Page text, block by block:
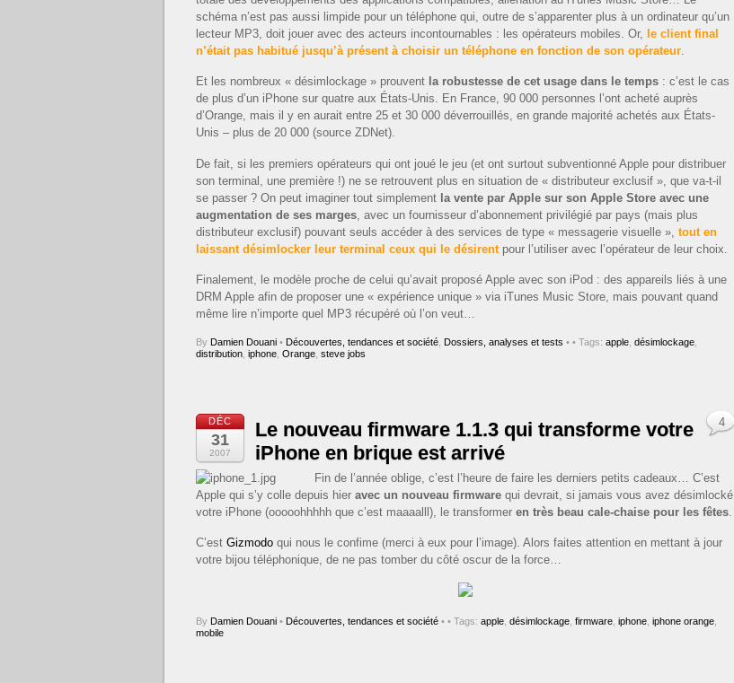
schéma n’est pas aussi limpide pour un téléphone qui, outre de s’apparenter plus à un ordinateur qu’un
lecteur MP3, doit jouer avec des acteurs incontournables : les opérateurs mobiles. Or, le client final
n’était pas habitué jusqu’à présent à choisir un téléphone en fonction de son opérateur
Et les nombreux « désimlockage » prouvent la robustesse de cet usage dans le temps : c’est le cas
de plus d’un iPhone sur quatre aux États-Unis. En France, 90 000 personnes l’ont acheté auprès
d’Orange, mais il y en aurait entre 25 et 30 000 déverrouillés, en grande majorité achetés aux États-
Unis – plus de 20 000 (source ZDNet).
De fait, si les premiers opérateurs qui ont joué le jeu (et ont surtout subventionné Apple pour distribuer
son terminal, une première !) ne se retrouvent plus en situation de « distributeur exclusif », que va-t-il
se passer ? On peut imaginer tout simplement la vente par Apple sur son Apple Store avec une
augmentation de ses marges , avec un fournisseur d’abonnement privilégié par pays (mais plus
distributeur exclusif) pouvant seuls accéder à des services de type « messagerie visuelle », tout en
laissant désimlocker leur terminal ceux qui le désirent pour l’utiliser avec l’opérateur de leur choix.
Finalement, le modèle proche de celui qu’avait proposé Apple avec son iPod : des appareils liés à une
DRM Apple afin de proposer une « expérience unique » via iTunes Music Store, mais pouvant quand
même lire n’importe quel MP3 récupéré où l’on veut…
By Damien Douani • Découvertes, tendances et société Dossiers, analyses et tests • • Tags: apple désimlockage
distribution iphone Orange steve jobs
DÉC
31
2007
Le nouveau firmware 1.1.3 qui transforme votre
iPhone en brique est arrivé
Fin de l’année oblige, c’est l’heure de faire les derniers petits cadeaux… C’est
Apple qui s’y colle depuis hier avec un nouveau firmware qui devrait, si jamais vous avez désimlocké
votre iPhone (ooooohhhhh que c’est maaaalll), le transformer en très beau cale-chaise pour les fêtes
C’est Gizmodo qui nous le confime (merci à eux pour l’image). Alors faites attention en mettant à jour
votre bijou téléphonique, de ne pas tomber du côté oscur de la force…
By Damien Douani • Découvertes, tendances et société •
4
• Tags: apple désimlockage firmware iphone iphone orange
mobile